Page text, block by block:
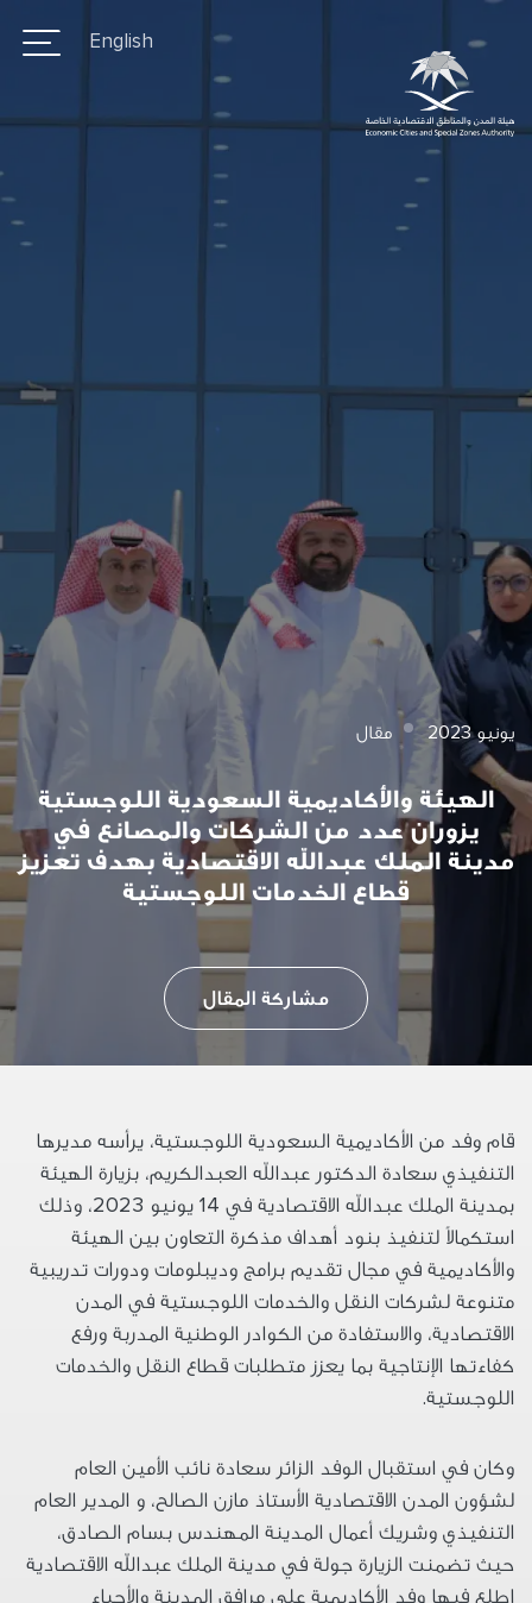
المحتوى
الرئيسي
English
يونيو 2023 مقال
الهيئة والأكاديمية السعودية اللوجستية
يزوران عدد من الشركات والمصانع في
مدينة الملك عبدالله الاقتصادية بهدف تعزيز
قطاع الخدمات اللوجستية
مشاركة المقال
قام وفد من الأكاديمية السعودية اللوجستية، يرأسه مديرها
التنفيذي سعادة الدكتور عبدالله العبدالكريم، بزيارة الهيئة
بمدينة الملك عبدالله الاقتصادية في 14 يونيو 2023، وذلك
استكمالاً لتنفيذ بنود أهداف مذكرة التعاون بين الهيئة
والأكاديمية في مجال تقديم برامج وديبلومات ودورات تدريبية
متنوعة لشركات النقل والخدمات اللوجستية في المدن
الاقتصادية، والاستفادة من الكوادر الوطنية المدربة ورفع
كفاءتها الإنتاجية بما يعزز متطلبات قطاع النقل والخدمات
اللوجستية.
وكان في استقبال الوفد الزائر سعادة نائب الأمين العام
لشؤون المدن الاقتصادية الأستاذ مازن الصالح، و المدير العام
التنفيذي وشريك أعمال المدينة المهندس بسام الصادق،
حيث تضمنت الزيارة جولة في مدينة الملك عبدالله الاقتصادية
اطلع فيها وفد الأكاديمية على مرافق المدينة والأحياء